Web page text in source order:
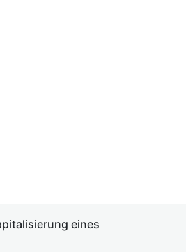
eines